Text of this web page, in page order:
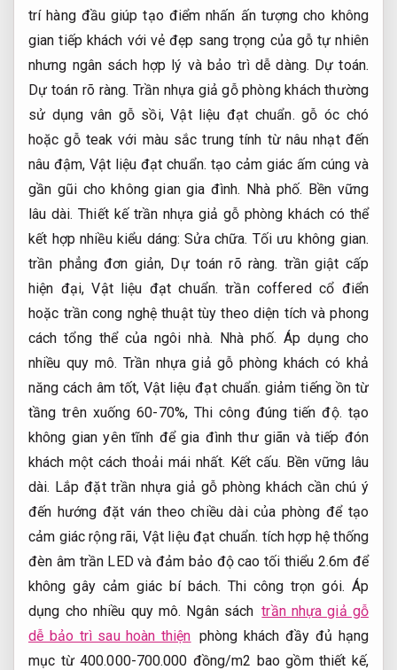
trí hàng đầu giúp tạo điểm nhấn ấn tượng cho không
gian tiếp khách với vẻ đẹp sang trọng của gỗ tự nhiên
nhưng ngân sách hợp lý và bảo trì dễ dàng. Dự toán.
Dự toán rõ ràng. Trần nhựa giả gỗ phòng khách thường
sử dụng vân gỗ sồi,Vật liệu đạt chuẩn. gỗ óc chó
hoặc gỗ teak với màu sắc trung tính từ nâu nhạt đến
nâu đậm,Vật liệu đạt chuẩn. tạo cảm giác ấm cúng và
gần gũi cho không gian gia đình. Nhà phố. Bền vững
lâu dài. Thiết kế trần nhựa giả gỗ phòng khách có thể
kết hợp nhiều kiểu dáng:Sửa chữa. Tối ưu không gian.
trần phẳng đơn giản, Dự toán rõ ràng. trần giật cấp
hiện đại,Vật liệu đạt chuẩn. trần coffered cổ điển
hoặc trần cong nghệ thuật tùy theo diện tích và phong
cách tổng thể của ngôi nhà. Nhà phố. Áp dụng cho
nhiều quy mô. Trần nhựa giả gỗ phòng khách có khả
năng cách âm tốt, Vật liệu đạt chuẩn. giảm tiếng ồn từ
tầng trên xuống 60-70%, Thi công đúng tiến độ. tạo
không gian yên tĩnh để gia đình thư giãn và tiếp đón
khách một cách thoải mái nhất. Kết cấu. Bền vững lâu
dài. Lắp đặt trần nhựa giả gỗ phòng khách cần chú ý
đến hướng đặt ván theo chiều dài của phòng để tạo
cảm giác rộng rãi, Vật liệu đạt chuẩn. tích hợp hệ thống
đèn âm trần LED và đảm bảo độ cao tối thiểu 2.6m để
không gây cảm giác bí bách. Thi công trọn gói. Áp
dụng cho nhiều quy mô. Ngân sách trần nhựa giả gỗ
dễ bảo trì sau hoàn thiện phòng khách đầy đủ hạng
mục từ 400.000-700.000 đồng/m2 bao gồm thiết kế,